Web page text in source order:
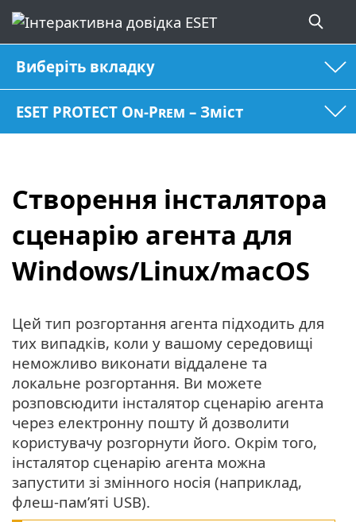
Виберіть вкладку
ESET PROTECT On-Prem – Зміст
Створення інсталятора
сценарію агента для
Windows/Linux/macOS
Цей тип розгортання агента підходить для
тих випадків, коли у вашому середовищі
неможливо виконати віддалене та
локальне розгортання. Ви можете
розповсюдити інсталятор сценарію агента
через електронну пошту й дозволити
користувачу розгорнути його. Окрім того,
інсталятор сценарію агента можна
запустити зі змінного носія (наприклад,
флеш-пам’яті USB).